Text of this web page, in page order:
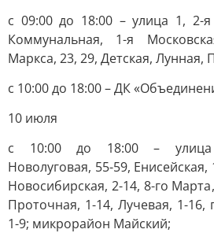
с 09:00 до 18:00 – улица 1, 2-
Коммунальная, 1-я
Маркса, 23, 29, Детская, Лунная,
с 10:00 до 18:00 – ДК
10 июля
с 10:00 до 18:00 – улица
Новолуговая, 55-59, Енисейская,
Новосибирская, 2-14, 8-го
Проточная, 1-14, Лучевая, 1-16,
1-9; микрорайон Майский;